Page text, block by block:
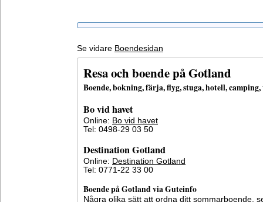
Se vidare Boendesidan
Resa och boende på Gotland
Boende, bokning, färja, flyg, stuga, hotell,
Bo vid havet
Online: Bo vid havet
Tel: 0498-29 03 50
Destination Gotland
Online: Destination Gotland
Tel: 0771-22 33 00
Boende på Gotland via Guteinfo
Några olika sätt att ordna ditt sommarboende,